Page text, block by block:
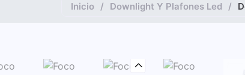
Inicio / Downlight Y Plafones Led /